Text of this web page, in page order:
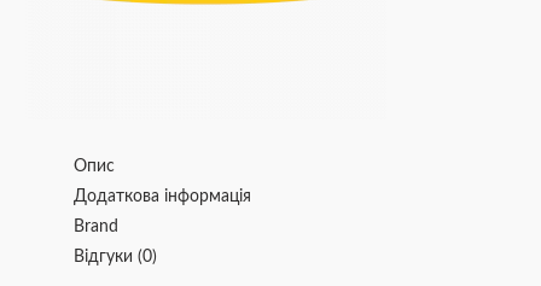
Опис
Додаткова інформація
Brand
Відгуки (0)